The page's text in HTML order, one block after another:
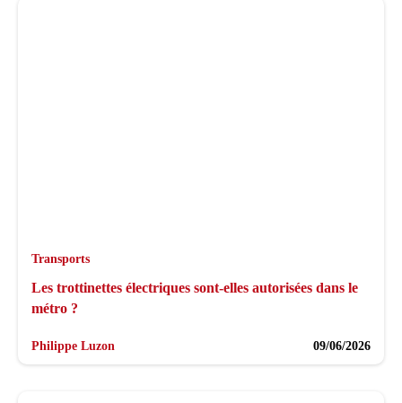
Transports
Les trottinettes électriques sont-elles autorisées dans le
métro ?
Philippe Luzon 09/06/2026